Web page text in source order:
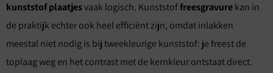
kunststof plaatjesvaak logisch. Kunststoffreesgravurekan in
de praktijk echter ook heel efficiënt zijn, omdat inlakken
meestal niet nodig is bij tweekleurige kunststof: je freest de
toplaag weg en het contrast met de kernkleur ontstaat direct.